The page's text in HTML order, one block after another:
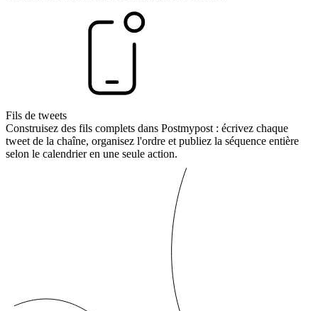
Fils de tweets
Construisez des fils complets dans Postmypost : écrivez chaque
tweet de la chaîne, organisez l'ordre et publiez la séquence entière
selon le calendrier en une seule action.